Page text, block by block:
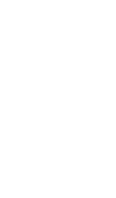
ist
normale AA-
Sie
bevor sie
keine
Akkustand
Batterien